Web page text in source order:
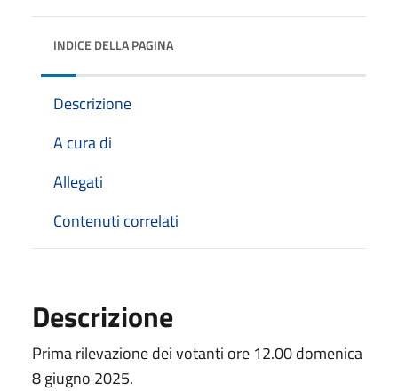
INDICE DELLA PAGINA
Descrizione
A cura di
Allegati
Contenuti correlati
Descrizione
Prima rilevazione dei votanti ore 12.00 domenica
8 giugno 2025.